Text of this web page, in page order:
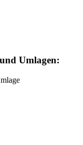
Umlagen: